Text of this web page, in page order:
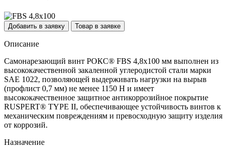
Добавить в заявку Товар в заявке
Описание
Самонарезающий винт РОКС® FBS 4,8x100 мм выполнен из
высококачественной закаленной углеродистой стали марки
SAE 1022, позволяющей выдерживать нагрузки на вырыв
(профлист 0,7 мм) не менее 1150 Н и имеет
высококачественное защитное антикоррозийное покрытие
RUSPERT® TYPE II, обеспечивающее устойчивость винтов к
механическим повреждениям и превосходную защиту изделия
от коррозий.
Назначение